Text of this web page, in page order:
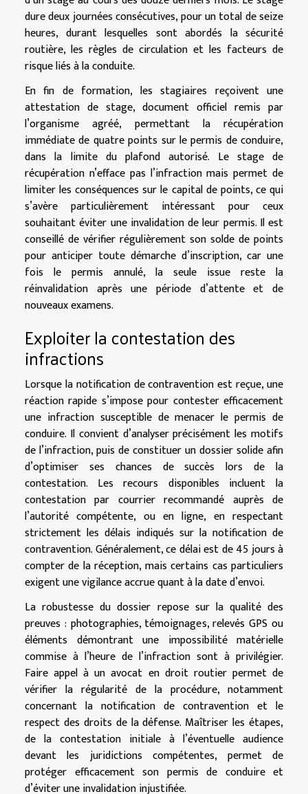
dure deux journées consécutives, pour un total de seize
heures, durant lesquelles sont abordés la sécurité
routière, les règles de circulation et les facteurs de
risque liés à la conduite.
En fin de formation, les stagiaires reçoivent une
attestation de stage, document officiel remis par
l’organisme agréé, permettant la récupération
immédiate de quatre points sur le permis de conduire,
dans la limite du plafond autorisé. Le stage de
récupération n’efface pas l’infraction mais permet de
limiter les conséquences sur le capital de points, ce qui
s’avère particulièrement intéressant pour ceux
souhaitant éviter une invalidation de leur permis. Il est
conseillé de vérifier régulièrement son solde de points
pour anticiper toute démarche d’inscription, car une
fois le permis annulé, la seule issue reste la
réinvalidation après une période d’attente et de
nouveaux examens.
Exploiter la contestation des
infractions
Lorsque la notification de contravention est reçue, une
réaction rapide s’impose pour contester efficacement
une infraction susceptible de menacer le permis de
conduire. Il convient d’analyser précisément les motifs
de l’infraction, puis de constituer un dossier solide afin
d’optimiser ses chances de succès lors de la
contestation. Les recours disponibles incluent la
contestation par courrier recommandé auprès de
l’autorité compétente, ou en ligne, en respectant
strictement les délais indiqués sur la notification de
contravention. Généralement, ce délai est de 45 jours à
compter de la réception, mais certains cas particuliers
exigent une vigilance accrue quant à la date d’envoi.
La robustesse du dossier repose sur la qualité des
preuves : photographies, témoignages, relevés GPS ou
éléments démontrant une impossibilité matérielle
commise à l’heure de l’infraction sont à privilégier.
Faire appel à un avocat en droit routier permet de
vérifier la régularité de la procédure, notamment
concernant la notification de contravention et le
respect des droits de la défense. Maîtriser les étapes,
de la contestation initiale à l’éventuelle audience
devant les juridictions compétentes, permet de
protéger efficacement son permis de conduire et
d’éviter une invalidation injustifiée.